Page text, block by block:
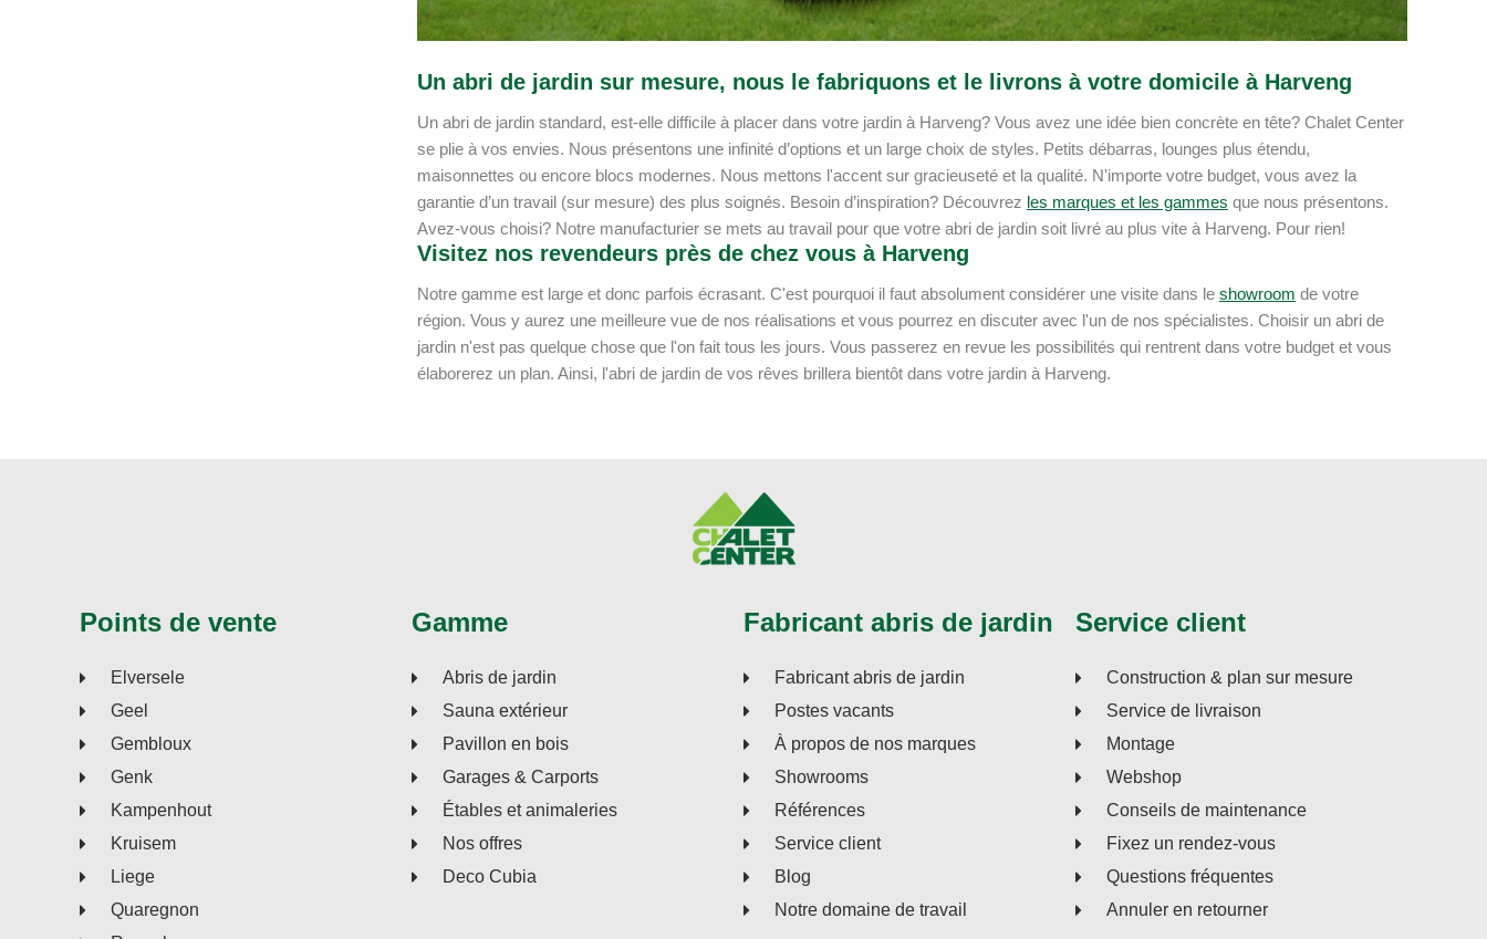
Un abri de jardin sur mesure, nous le fabriquons et le livrons à votre domicile à Harveng
Un abri de jardin standard, est-elle difficile à placer dans votre jardin à Harveng? Vous avez une idée bien concrète en tête? Chalet Center
se plie à vos envies. Nous présentons une infinité d’options et un large choix de styles. Petits débarras, lounges plus étendu,
maisonnettes ou encore blocs modernes. Nous mettons l'accent sur gracieuseté et la qualité. N'importe votre budget, vous avez la
garantie d’un travail (sur mesure) des plus soignés. Besoin d’inspiration? Découvrez les marques et les gammes que nous présentons.
Avez-vous choisi? Notre manufacturier se mets au travail pour que votre abri de jardin soit livré au plus vite à Harveng. Pour rien!
Visitez nos revendeurs près de chez vous à Harveng
Notre gamme est large et donc parfois écrasant. C'est pourquoi il faut absolument considérer une visite dans le showroom de votre
région. Vous y aurez une meilleure vue de nos réalisations et vous pourrez en discuter avec l'un de nos spécialistes. Choisir un abri de
jardin n'est pas quelque chose que l'on fait tous les jours. Vous passerez en revue les possibilités qui rentrent dans votre budget et vous
élaborerez un plan. Ainsi, l'abri de jardin de vos rêves brillera bientôt dans votre jardin à Harveng.
Points de vente
Elversele
Geel
Gembloux
Genk
Kampenhout
Kruisem
Liege
Quaregnon
Gamme
Abris de jardin
Sauna extérieur
Pavillon en bois
Garages & Carports
Étables et animaleries
Nos offres
Deco Cubia
Fabricant abris de jardin
Fabricant abris de jardin
Postes vacants
À propos de nos marques
Showrooms
Références
Service client
Blog
Notre domaine de travail
Service client
Construction & plan sur mesure
Service de livraison
Montage
Webshop
Conseils de maintenance
Fixez un rendez-vous
Questions fréquentes
Annuler en retourner